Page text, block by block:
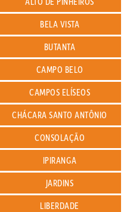
BELA VISTA
BUTANTA
CAMPO BELO
CAMPOS ELÍSEOS
CHÁCARA SANTO ANTÔNIO
CONSOLAÇÃO
IPIRANGA
JARDINS
LIBERDADE